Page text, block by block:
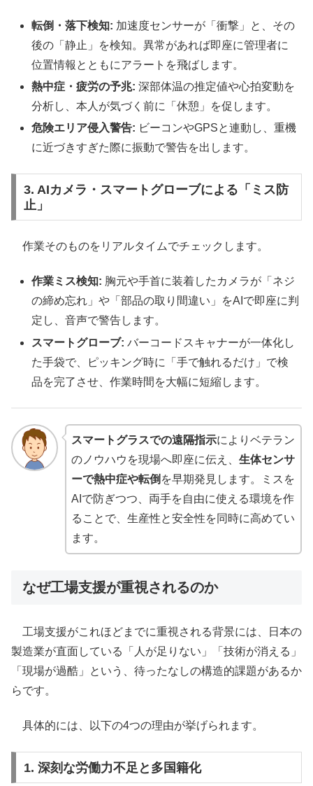
転倒・落下検知: 加速度センサーが「衝撃」と、その
後の「静止」を検知。異常があれば即座に管理者に
位置情報とともにアラートを飛ばします。
熱中症・疲労の予兆: 深部体温の推定値や心拍変動を
分析し、本人が気づく前に「休憩」を促します。
危険エリア侵入警告: ビーコンやGPSと連動し、重機
に近づきすぎた際に振動で警告を出します。
3. AIカメラ・スマートグローブによる「ミス防
止」
作業そのものをリアルタイムでチェックします。
作業ミス検知: 胸元や手首に装着したカメラが「ネジ
の締め忘れ」や「部品の取り間違い」をAIで即座に判
定し、音声で警告します。
スマートグローブ: バーコードスキャナーが一体化し
た手袋で、ピッキング時に「手で触れるだけ」で検
品を完了させ、作業時間を大幅に短縮します。
スマートグラスでの遠隔指示によりベテラン
のノウハウを現場へ即座に伝え、 生体センサ
ーで熱中症や転倒 を早期発見します。ミスを
AIで防ぎつつ、両手を自由に使える環境を作
ることで、生産性と安全性を同時に高めてい
ます。
なぜ工場支援が重視されるのか
工場支援がこれほどまでに重視される背景には、日本の
製造業が直面している「人が足りない」「技術が消える」
「現場が過酷」という、待ったなしの構造的課題があるか
らです。
具体的には、以下の4つの理由が挙げられます。
1. 深刻な労働力不足と多国籍化